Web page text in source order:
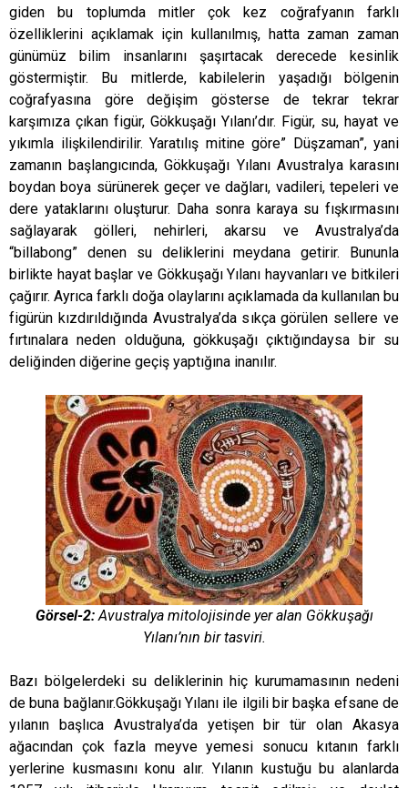
giden bu toplumda mitler çok kez coğrafyanın farklı
özelliklerini açıklamak için kullanılmış, hatta zaman zaman
günümüz bilim insanlarını şaşırtacak derecede kesinlik
göstermiştir. Bu mitlerde, kabilelerin yaşadığı bölgenin
coğrafyasına göre değişim gösterse de tekrar tekrar
karşımıza çıkan figür, Gökkuşağı Yılanı’dır. Figür, su, hayat ve
yıkımla ilişkilendirilir. Yaratılış mitine göre” Düşzaman”, yani
zamanın başlangıcında, Gökkuşağı Yılanı Avustralya karasını
boydan boya sürünerek geçer ve dağları, vadileri, tepeleri ve
dere yataklarını oluşturur. Daha sonra karaya su fışkırmasını
sağlayarak gölleri, nehirleri, akarsu ve Avustralya’da
“billabong” denen su deliklerini meydana getirir. Bununla
birlikte hayat başlar ve Gökkuşağı Yılanı hayvanları ve bitkileri
çağırır. Ayrıca farklı doğa olaylarını açıklamada da kullanılan bu
figürün kızdırıldığında Avustralya’da sıkça görülen sellere ve
fırtınalara neden olduğuna, gökkuşağı çıktığındaysa bir su
deliğinden diğerine geçiş yaptığına inanılır.
Görsel-2:Avustralya mitolojisinde yer alan Gökkuşağı
Yılanı’nın bir tasviri.
Bazı bölgelerdeki su deliklerinin hiç kurumamasının nedeni
de buna bağlanır.Gökkuşağı Yılanı ile ilgili bir başka efsane de
yılanın başlıca Avustralya’da yetişen bir tür olan Akasya
ağacından çok fazla meyve yemesi sonucu kıtanın farklı
yerlerine kusmasını konu alır. Yılanın kustuğu bu alanlarda